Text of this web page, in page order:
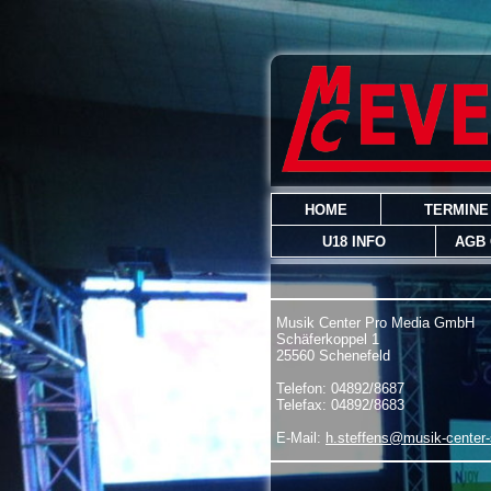
HOME
TERMINE
U18 INFO
AGB
Musik Center Pro Media GmbH
Schäferkoppel 1
25560 Schenefeld
Telefon: 04892/8687
Telefax: 04892/8683
E-Mail: h.steffens@musik-